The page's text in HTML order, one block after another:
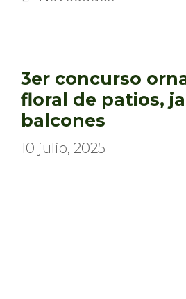
3er concurso
floral de patios,
balcones
10 julio, 2025